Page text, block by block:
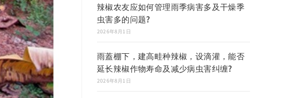
辣椒农友应如何管理雨季病害多及干燥季
虫害多的问题?
2026年8月1日
雨蓋棚下，建高畦种辣椒，设滴灌，能否
延长辣椒作物寿命及减少病虫害纠缠?
2026年8月1日